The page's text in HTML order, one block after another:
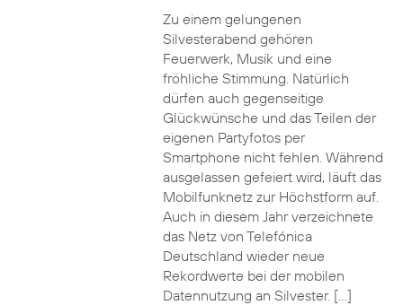
Zu einem gelungenen
Silvesterabend gehören
Feuerwerk, Musik und eine
fröhliche Stimmung. Natürlich
dürfen auch gegenseitige
Glückwünsche und das Teilen der
eigenen Partyfotos per
Smartphone nicht fehlen. Während
ausgelassen gefeiert wird, läuft das
Mobilfunknetz zur Höchstform auf.
Auch in diesem Jahr verzeichnete
das Netz von Telefónica
Deutschland wieder neue
Rekordwerte bei der mobilen
Datennutzung an Silvester. […]